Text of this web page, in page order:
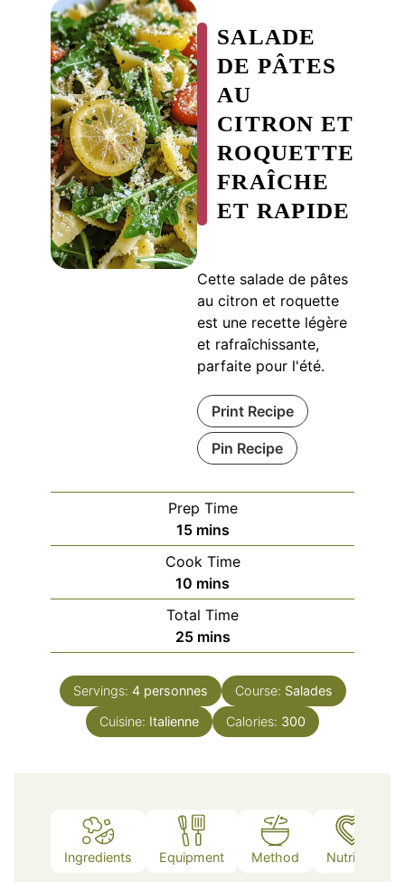
SALADE
DE PÂTES
AU
CITRON ET
ROQUETTE
FRAÎCHE
ET RAPIDE
Cette salade de pâtes
au citron et roquette
est une recette légère
et rafraîchissante,
parfaite pour l'été.
Print Recipe
Pin Recipe
Prep Time
15minutes
mins
Cook Time
10 minutes
mins
Total Time
25minutes
mins
Servings: 4 personnes Course: Salades
Cuisine: Italienne Calories: 300
Ingredients Equipment Method Nutrition